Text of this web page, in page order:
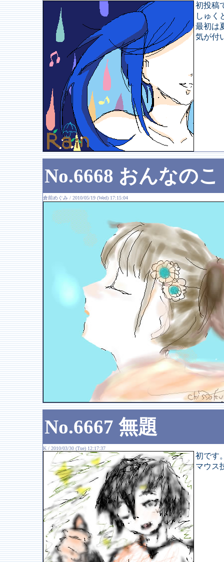
初投稿
しゅく
最初は
気が付
No.6668 おんなのこ
倉前めぐみ / 2010/05/19 (Wed) 17:15:04
No.6667 無題
K / 2010/03/30 (Tue) 12:17:37
初です
マウス